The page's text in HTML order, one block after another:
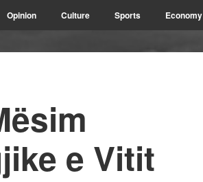
Opinion Culture Sports Economy
e Vitit